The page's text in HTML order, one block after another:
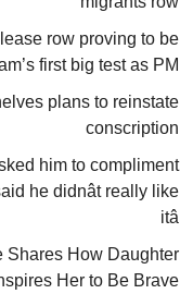
row proving to be
first big test as PM
plans to reinstate
conscription
him to compliment
he didnât really like
itâ
Shares How Daughter
Her to Be Brave